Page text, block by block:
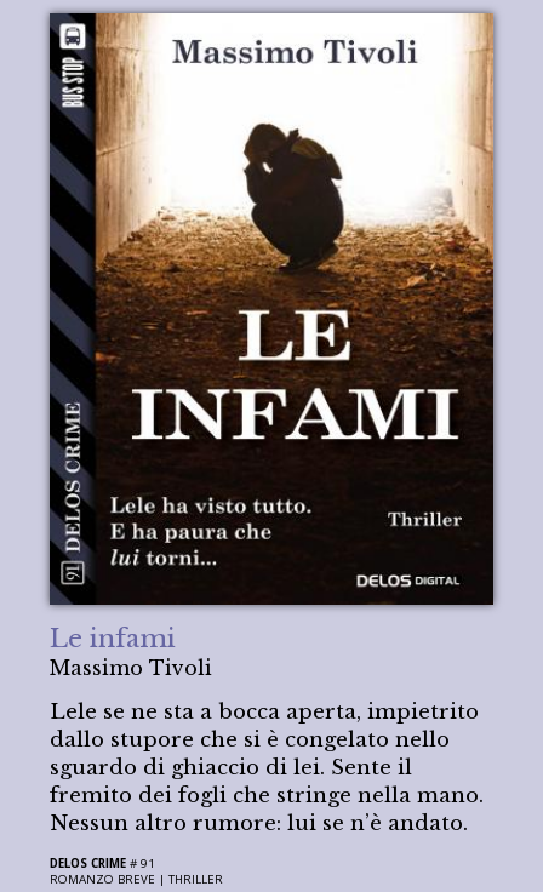
Le infami
Massimo Tivoli
Lele se ne sta a bocca aperta, impietrito
dallo stupore che si è congelato nello
sguardo di ghiaccio di lei. Sente il
fremito dei fogli che stringe nella mano.
Nessun altro rumore: lui se n’è andato.
DELOS CRIME # 91
ROMANZO BREVE |THRILLER